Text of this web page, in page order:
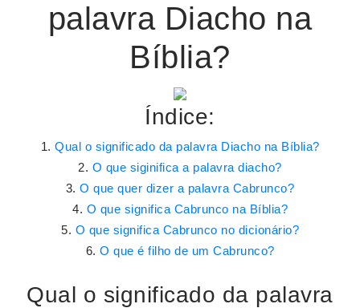
palavra Diacho na
Bíblia?
Índice:
Qual o significado da palavra Diacho na Bíblia?
O que siginifica a palavra diacho?
O que quer dizer a palavra Cabrunco?
O que significa Cabrunco na Bíblia?
O que significa Cabrunco no dicionário?
O que é filho de um Cabrunco?
Qual o significado da palavra